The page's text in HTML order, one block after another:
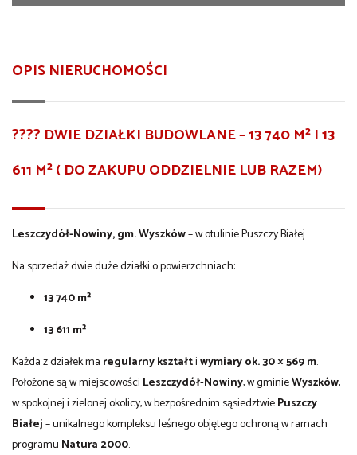
OPIS NIERUCHOMOŚCI
???? DWIE DZIAŁKI BUDOWLANE –13 740 M² I 13
611 M²( DO ZAKUPU ODDZIELNIE LUB RAZEM)
Leszczydół-Nowiny, gm. Wyszków– w otulinie Puszczy Białej
Na sprzedaż dwie duże działki o powierzchniach:
13 740 m²
13 611 m²
Każda z działek ma regularny kształtiwymiary ok. 30 × 569 m.
Położone są w miejscowości Leszczydół-Nowiny, w gminieWyszków,
w spokojnej i zielonej okolicy, w bezpośrednim sąsiedztwiePuszczy
Białej– unikalnego kompleksu leśnego objętego ochroną w ramach
programu Natura 2000.